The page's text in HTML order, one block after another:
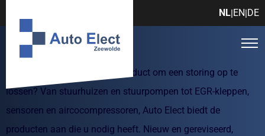
NL|EN|DE
Zoekt u een autotechnisch product om een storing op te
lossen? Van stuurhuizen en stuurpompen tot EGR-kleppen,
sensoren en aircocompressoren, Auto Elect biedt de
producten aan die u nodig heeft. Nieuw en gereviseerd,